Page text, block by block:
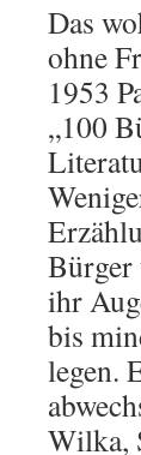
Das
ohne
1953
„100
Bürger
ihr
bis
legen.
Wilka,